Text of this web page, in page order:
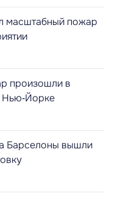
масштабный пожар
произошли в
Барселоны вышли